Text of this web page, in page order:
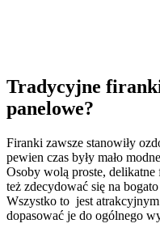
Tradycyjne firanki
panelowe?
Firanki zawsze stanowiły
pewien czas były mało
Osoby wolą proste, delikatne
też zdecydować się na
Wszystko to jest
dopasować je do ogólnego